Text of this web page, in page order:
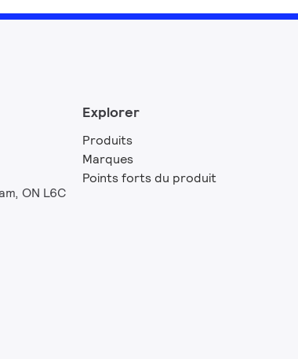
ON L6C
Explorer
Produits
Marques
Points forts du produit